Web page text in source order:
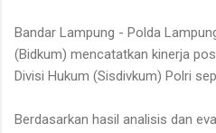
Bandar Lampung - Polda
(Bidkum) mencatatkan kinerja
Divisi Hukum (Sisdivkum) Polri
Berdasarkan hasil analisis dan